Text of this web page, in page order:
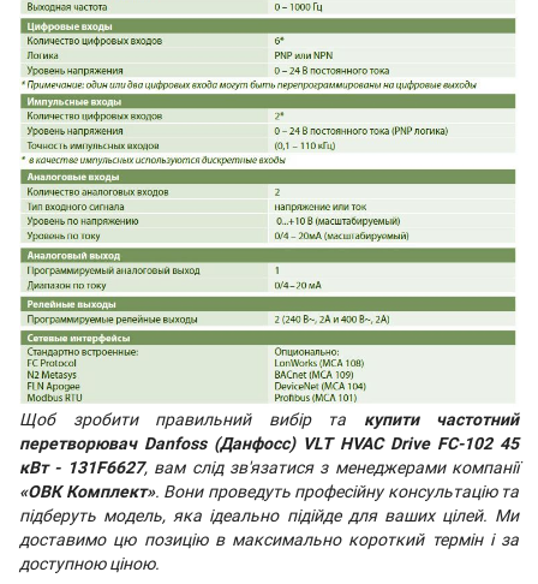
Щоб зробити правильний вибір та купити частотний
перетворювач Danfoss (Данфосс) VLT HVAC Drive FC-102 45
кВт - 131F6627, вам слід зв'язатися з менеджерами компанії
«ОВК Комплект». Вони проведуть професійну консультацію та
підберуть модель, яка ідеально підійде для ваших цілей. Ми
доставимо цю позицію в максимально короткий термін і за
доступною ціною.